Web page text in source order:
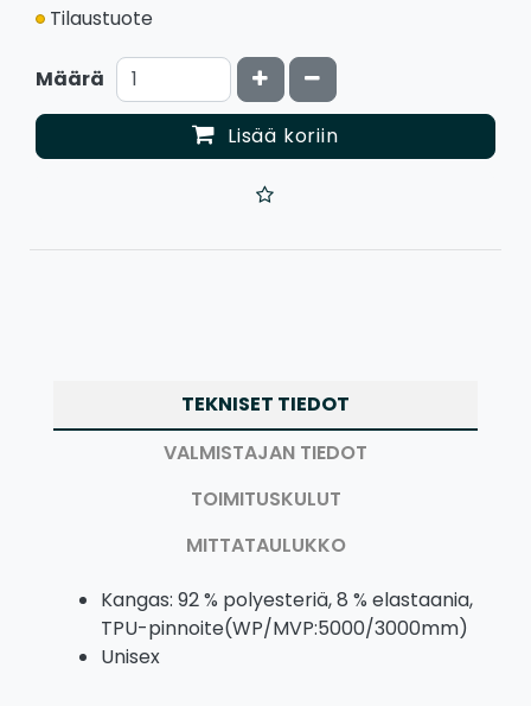
Tilaustuote
Määrä Kasvata määrää
Vähennä määrää
Lisää koriin
TEKNISET TIEDOT
VALMISTAJAN TIEDOT
TOIMITUSKULUT
MITTATAULUKKO
Kangas: 92 % polyesteriä, 8 % elastaania,
TPU-pinnoite(WP/MVP:5000/3000mm)
Unisex